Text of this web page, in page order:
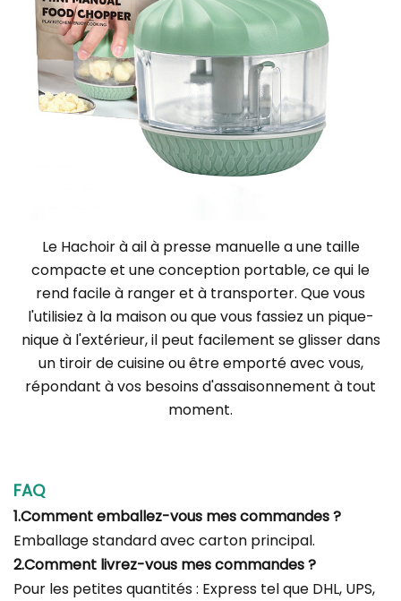
Le Hachoir à ail à presse manuellea une taille
compacte et une conception portable, ce qui le
rend facile à ranger et à transporter. Que vous
l'utilisiez à la maison ou que vous fassiez un pique-
nique à l'extérieur, il peut facilement se glisser dans
un tiroir de cuisine ou être emporté avec vous,
répondant à vos besoins d'assaisonnement à tout
moment.
FAQ
1.Comment emballez-vous mes commandes ?
Emballage standard avec carton principal.
2.Comment livrez-vous mes commandes ?
Pour les petites quantités : Express tel que DHL, UPS,